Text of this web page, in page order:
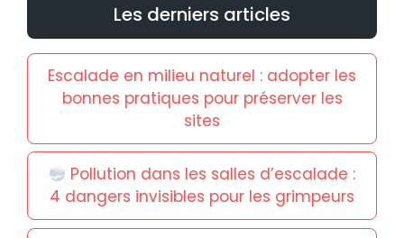
Les derniers articles
Escalade en milieu naturel : adopter les
bonnes pratiques pour préserver les
sites
Pollution dans les salles d’escalade :
4 dangers invisibles pour les grimpeurs